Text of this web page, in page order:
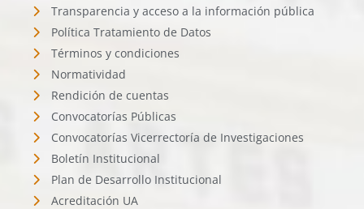
Transparencia y acceso a la información pública
Política Tratamiento de Datos
Términos y condiciones
Normatividad
Rendición de cuentas
Convocatorías Públicas
Convocatorías Vicerrectoría de Investigaciones
Boletín Institucional
Plan de Desarrollo Institucional
Acreditación UA